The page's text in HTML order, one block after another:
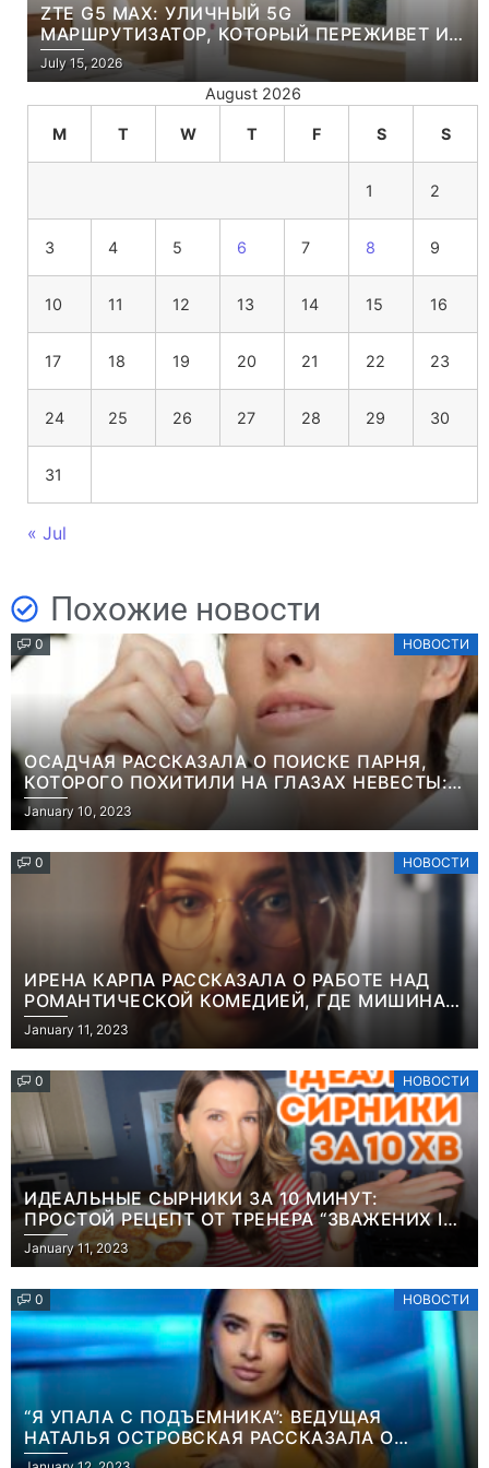
ZTE G5 MAX: УЛИЧНЫЙ 5G
МАРШРУТИЗАТОР, КОТОРЫЙ ПЕРЕЖИВЕТ И
ЛЮТУЮ ЗИМУ, И ЖАРКОЕ ЛЕТО
July 15, 2026
August 2026
M T W T F S S
1 2
3 4 5 6 7 8 9
10 11 12 13 14 15 16
17 18 19 20 21 22 23
24 25 26 27 28 29 30
31
« Jul
Похожие новости
0 НОВОСТИ
ОСАДЧАЯ РАССКАЗАЛА О ПОИСКЕ ПАРНЯ,
КОТОРОГО ПОХИТИЛИ НА ГЛАЗАХ НЕВЕСТЫ:
“ОН ВЕСЬ УДАР ПРИНЯЛ НА СЕБЯ”
January 10, 2023
0 НОВОСТИ
ИРЕНА КАРПА РАССКАЗАЛА О РАБОТЕ НАД
РОМАНТИЧЕСКОЙ КОМЕДИЕЙ, ГДЕ МИШИНА В
РОЛИ МАТЕРИ-ОДИНОЧКИ
January 11, 2023
0 НОВОСТИ
ИДЕАЛЬНЫЕ СЫРНИКИ ЗА 10 МИНУТ:
ПРОСТОЙ РЕЦЕПТ ОТ ТРЕНЕРА “ЗВАЖЕНИХ І
ЩАСЛИВИХ” АНИТЫ ЛУЦЕНКО
January 11, 2023
0 НОВОСТИ
“Я УПАЛА С ПОДЪЕМНИКА”: ВЕДУЩАЯ
НАТАЛЬЯ ОСТРОВСКАЯ РАССКАЗАЛА О
НЕПРИЯТНОМ ИНЦИДЕНТЕ В ЗИМНИХ
Игры Новости